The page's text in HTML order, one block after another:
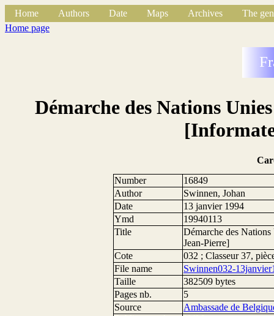
Home Authors Date Maps Archives
The
Home page
Démarche des Nations
Number
16849
Author
Swinnen, Johan
Date
13 janvier 1994
Ymd
19940113
Title
Démarche des
Jean-Pierre]
Cote
032 ; Classeur 37,
File name
Swinnen032-
Taille
382509 bytes
Pages nb.
5
Source
Ambassade de